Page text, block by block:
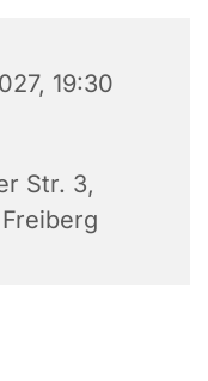
19:30
Str. 3,